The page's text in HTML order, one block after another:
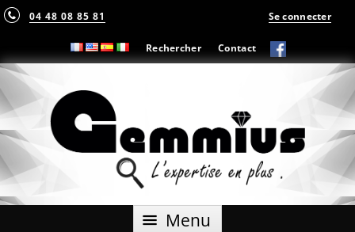
04 48 08 85 81
Rechercher Contact
Se connecter
Menu Aller